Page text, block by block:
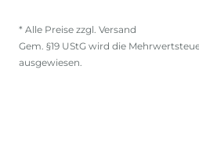
* Alle Preise zzgl. Versand
Gem. §19 UStG wird die
ausgewiesen.